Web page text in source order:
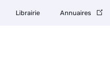
Librairie Annuaires